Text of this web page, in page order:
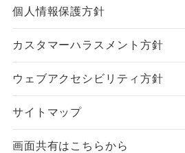
個人情報保護方針
カスタマーハラスメント方針
ウェブアクセシビリティ方針
サイトマップ
画面共有はこちらから